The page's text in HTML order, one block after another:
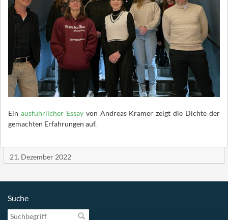
Ein ausführlicher Essayvon Andreas Krämer zeigt die Dichte der
gemachten Erfahrungen auf.
21. Dezember 2022
Suche
Suchbegriff